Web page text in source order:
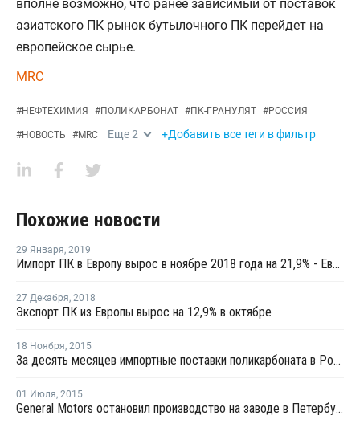
вполне возможно, что ранее зависимый от поставок
азиатского ПК рынок бутылочного ПК перейдет на
европейское сырье.
MRC
#НЕФТЕХИМИЯ #ПОЛИКАРБОНАТ #ПК-ГРАНУЛЯТ #РОССИЯ
#НОВОСТЬ #MRC Еще2 +Добавить все теги в фильтр
Похожие новости
29 Января, 2019
Импорт ПК в Европу вырос в ноябре 2018 года на 21,9% - Евростат
27 Декабря, 2018
Экспорт ПК из Европы вырос на 12,9% в октябре
18 Ноября, 2015
За десять месяцев импортные поставки поликарбоната в Россию сократились на 35%
01 Июля, 2015
General Motors остановил производство на заводе в Петербурге